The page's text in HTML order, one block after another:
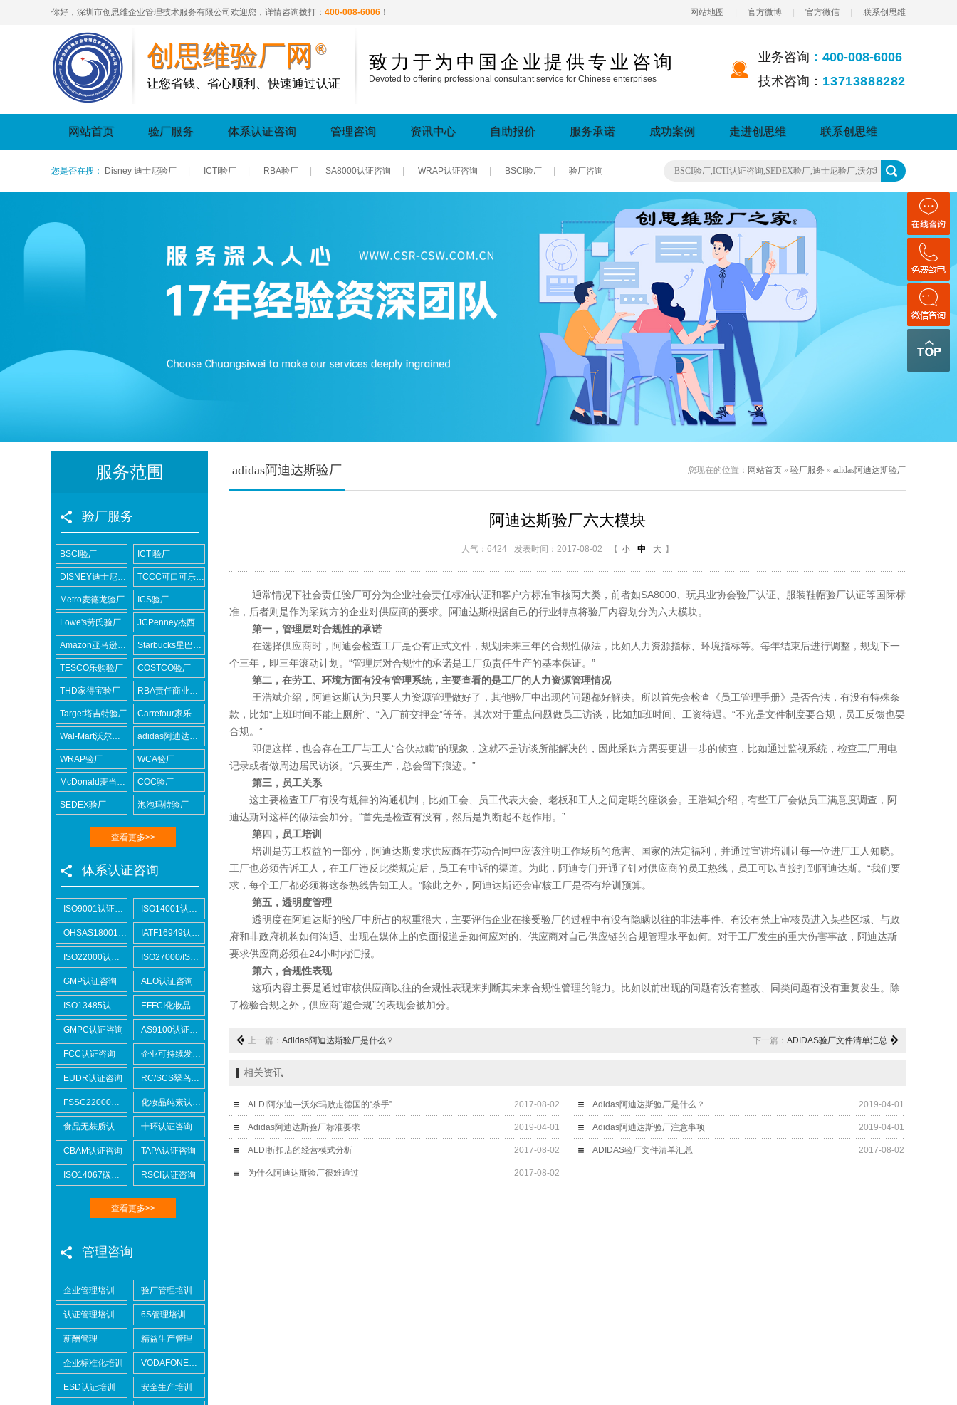
你好，深圳市创思维企业管理技术服务有限公司欢迎您，详情咨询拨打： 400-008-6006 ！ 网站地图 官方微博 官方微信 联系创思维
创思维验厂网 ®
让您省钱、省心顺利、快速通过认证
致力于为中国企业提供专业咨询
Devoted to offering professional consultant service for Chinese enterprises
业务咨询 ：400-008-6006
技术咨询： 13713888282
网站首页 验厂服务 体系认证咨询 管理咨询 资讯中心 自助报价 服务承诺 成功案例 走进创思维 联系创思维
您是否在搜： Disney 迪士尼验厂 ICTI验厂 RBA验厂 SA8000认证咨询 WRAP认证咨询 BSCI验厂 验厂咨询
服务范围
验厂服务
BSCI验厂 ICTI验厂
DISNEY迪士尼验厂 TCCC可口可乐验厂
Metro麦德龙验厂 ICS验厂
Lowe's劳氏验厂 JCPenney杰西潘尼验厂
Amazon亚马逊验厂 Starbucks星巴克验厂
TESCO乐购验厂 COSTCO验厂
THD家得宝验厂 RBA责任商业联盟认证咨询
Target塔吉特验厂 Carrefour家乐福验厂
Wal-Mart沃尔玛验厂 adidas阿迪达斯验厂
WRAP验厂 WCA验厂
McDonald麦当劳验厂 COC验厂
SEDEX验厂 泡泡玛特验厂
查看更多>>
体系认证咨询
ISO9001认证咨询 ISO14001认证咨询
OHSAS18001认证咨询 IATF16949认证咨询
ISO22000认证咨询 ISO27000/ISO27001认证咨询
GMP认证咨询 AEO认证咨询
ISO13485认证咨询 EFFCI化妆品原料认证咨询
GMPC认证咨询 AS9100认证咨询
FCC认证咨询 企业可持续发展SCORE认证咨询
EUDR认证咨询 RC/SCS翠鸟认证咨询
FSSC22000认证咨询 化妆品纯素认证咨询
食品无麸质认证咨询 十环认证咨询
CBAM认证咨询 TAPA认证咨询
ISO14067碳足迹 RSCI认证咨询
查看更多>>
管理咨询
企业管理培训 验厂管理培训
认证管理培训 6S管理培训
薪酬管理 精益生产管理
企业标准化培训 VODAFONE认证知识培训
ESD认证培训 安全生产培训
Lowe's劳氏验厂
adidas阿迪达斯验厂 您现在的位置： 网站首页 » 验厂服务 » adidas阿迪达斯验厂
阿迪达斯验厂六大模块
人气：6424 发表时间：2017-08-02 【 小 中 大 】
通常情况下社会责任验厂可分为企业社会责任标准认证和客户方标准审核两大类，前者如SA8000、玩具业协会验厂认证、服装鞋帽验厂认证等国际标
准，后者则是作为采购方的企业对供应商的要求。阿迪达斯根据自己的行业特点将验厂内容划分为六大模块。
第一，管理层对合规性的承诺
在选择供应商时，阿迪会检查工厂是否有正式文件，规划未来三年的合规性做法，比如人力资源指标、环境指标等。每年结束后进行调整，规划下一
个三年，即三年滚动计划。“管理层对合规性的承诺是工厂负责任生产的基本保证。”
第二，在劳工、环境方面有没有管理系统，主要查看的是工厂的人力资源管理情况
王浩斌介绍，阿迪达斯认为只要人力资源管理做好了，其他验厂中出现的问题都好解决。所以首先会检查《员工管理手册》是否合法，有没有特殊条
款，比如“上班时间不能上厕所”、“入厂前交押金”等等。其次对于重点问题做员工访谈，比如加班时间、工资待遇。“不光是文件制度要合规，员工反馈也要
合规。”
即便这样，也会存在工厂与工人“合伙欺瞒”的现象，这就不是访谈所能解决的，因此采购方需要更进一步的侦查，比如通过监视系统，检查工厂用电
记录或者做周边居民访谈。“只要生产，总会留下痕迹。”
第三，员工关系
这主要检查工厂有没有规律的沟通机制，比如工会、员工代表大会、老板和工人之间定期的座谈会。王浩斌介绍，有些工厂会做员工满意度调查，阿
迪达斯对这样的做法会加分。“首先是检查有没有，然后是判断起不起作用。”
第四，员工培训
培训是劳工权益的一部分，阿迪达斯要求供应商在劳动合同中应该注明工作场所的危害、国家的法定福利，并通过宣讲培训让每一位进厂工人知晓。
工厂也必须告诉工人，在工厂违反此类规定后，员工有申诉的渠道。为此，阿迪专门开通了针对供应商的员工热线，员工可以直接打到阿迪达斯。“我们要
求，每个工厂都必须将这条热线告知工人。”除此之外，阿迪达斯还会审核工厂是否有培训预算。
第五，透明度管理
透明度在阿迪达斯的验厂中所占的权重很大，主要评估企业在接受验厂的过程中有没有隐瞒以往的非法事件、有没有禁止审核员进入某些区域、与政
府和非政府机构如何沟通、出现在媒体上的负面报道是如何应对的、供应商对自己供应链的合规管理水平如何。对于工厂发生的重大伤害事故，阿迪达斯
要求供应商必须在24小时内汇报。
第六，合规性表现
这项内容主要是通过审核供应商以往的合规性表现来判断其未来合规性管理的能力。比如以前出现的问题有没有整改、同类问题有没有重复发生。除
了检验合规之外，供应商“超合规”的表现会被加分。
上一篇： Adidas阿迪达斯验厂是什么？ 下一篇： ADIDAS验厂文件清单汇总
相关资讯
ALDI阿尔迪—沃尔玛败走德国的“杀手” 2017-08-02 Adidas阿迪达斯验厂是什么？ 2019-04-01
Adidas阿迪达斯验厂标准要求 2019-04-01 Adidas阿迪达斯验厂注意事项 2019-04-01
ALDI折扣店的经营模式分析 2017-08-02 ADIDAS验厂文件清单汇总 2017-08-02
为什么阿迪达斯验厂很难通过 2017-08-02